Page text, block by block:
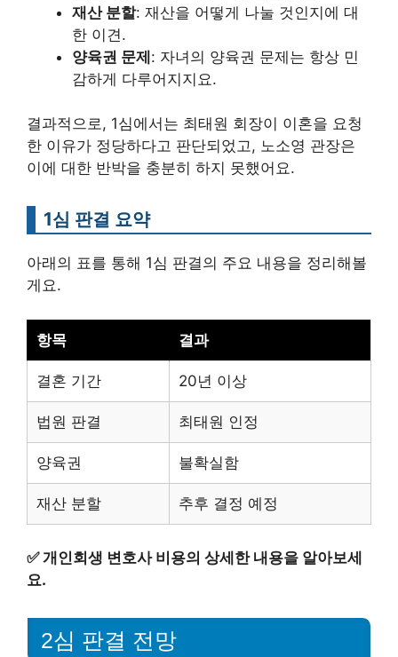
재산 분할: 재산을 어떻게 나눌 것인지에 대
한 이견.
양육권 문제: 자녀의 양육권 문제는 항상 민
감하게 다루어지지요.
결과적으로, 1심에서는 최태원 회장이 이혼을 요청
한 이유가 정당하다고 판단되었고, 노소영 관장은
이에 대한 반박을 충분히 하지 못했어요.
1심 판결 요약
아래의 표를 통해 1심 판결의 주요 내용을 정리해볼
게요.
항목 결과
결혼 기간 20년 이상
법원 판결 최태원 인정
양육권 불확실함
재산 분할 추후 결정 예정
✅개인회생 변호사 비용의 상세한 내용을 알아보세
요.
2심 판결 전망